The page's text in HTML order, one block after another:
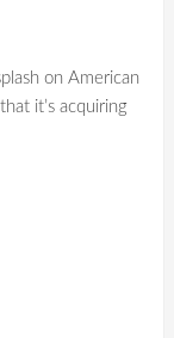
on American
it’s acquiring